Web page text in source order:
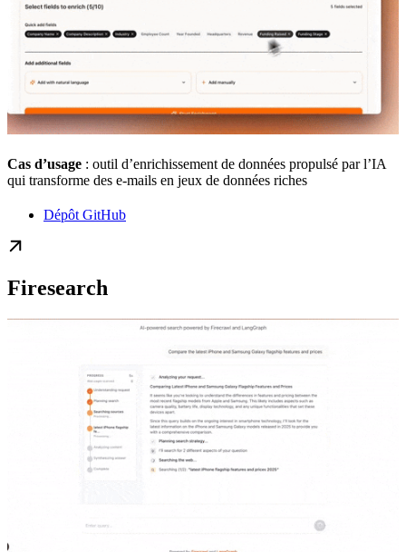
Cas d’usage : outil d’enrichissement de données propulsé par l’IA
qui transforme des e-mails en jeux de données riches
Dépôt GitHub
Firesearch